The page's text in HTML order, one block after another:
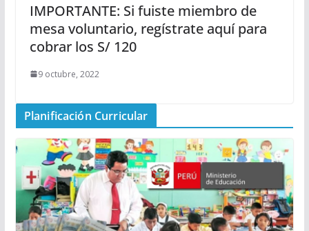
IMPORTANTE: Si fuiste miembro de
mesa voluntario, regístrate aquí para
cobrar los S/ 120
9 octubre, 2022
Planificación Curricular